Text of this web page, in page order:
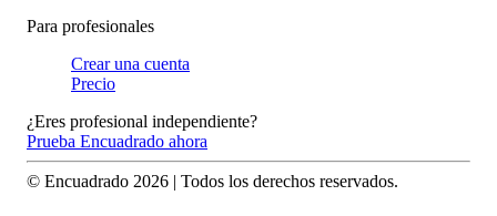
Para profesionales
Crear una cuenta
Precio
¿Eres profesional independiente?
Prueba Encuadrado ahora
© Encuadrado 2026 | Todos los derechos reservados.